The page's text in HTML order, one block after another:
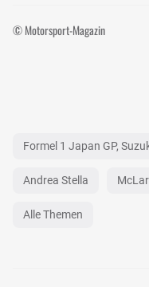
© Motorsport-Magazin
Formel 1 Japan GP,
Andrea Stella
Alle Themen